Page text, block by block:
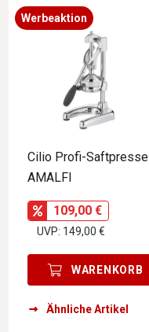
Werbeaktion
Cilio Profi-Saftpresse
AMALFI
109,00 €
UVP: 149,00 €
WARENKORB
Ähnliche Artikel